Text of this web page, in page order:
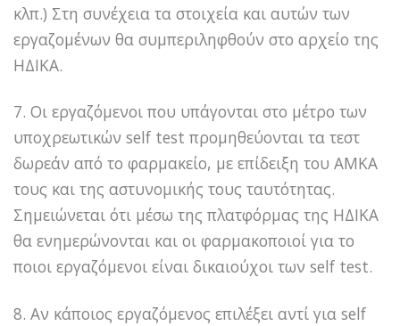
κλπ.) Στη συνέχεια τα στοιχεία και αυτών των
εργαζομένων θα συμπεριληφθούν στο αρχείο της
ΗΔΙΚΑ.
7. Οι εργαζόμενοι που υπάγονται στο μέτρο των
υποχρεωτικών self test προμηθεύονται τα τεστ
δωρεάν από το φαρμακείο, με επίδειξη του ΑΜΚΑ
τους και της αστυνομικής τους ταυτότητας.
Σημειώνεται ότι μέσω της πλατφόρμας της ΗΔΙΚΑ
θα ενημερώνονται και οι φαρμακοποιοί για το
ποιοι εργαζόμενοι είναι δικαιούχοι των self test.
8. Αν κάποιος εργαζόμενος επιλέξει αντί για self